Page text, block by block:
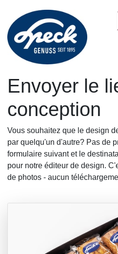
Envoyer le
conception
Vous souhaitez que le design
par quelqu'un d'autre? Pas de
formulaire suivant et le
pour notre éditeur de design.
de photos - aucun